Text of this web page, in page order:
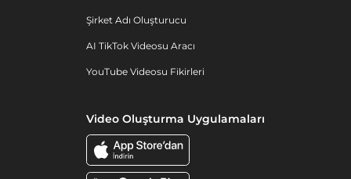
Şirket Adı Oluşturucu
AI TikTok Videosu Aracı
YouTube Videosu Fikirleri
Video Oluşturma Uygulamaları